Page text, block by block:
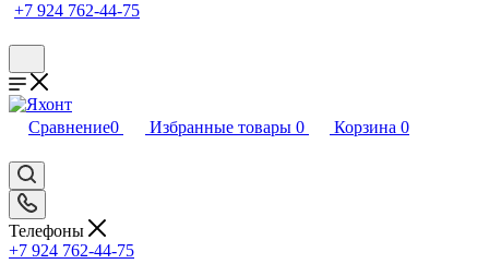
+7 924 762-44-75
Сравнение0 Избранные товары 0 Корзина 0
Телефоны
+7 924 762-44-75